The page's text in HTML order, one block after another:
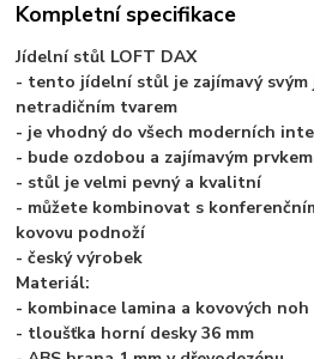
Kompletní specifikace
Jídelní stůl LOFT DAX
- tento jídelní stůl je zajímavý svým
netradičním tvarem
- je vhodný do všech moderních
- bude ozdobou a zajímavým
- stůl je velmi pevný a kvalitní
- můžete kombinovat s
kovovu podnoží
- český výrobek
Materiál:
- kombinace lamina a kovových noh
- tloušťka horní desky 36 mm